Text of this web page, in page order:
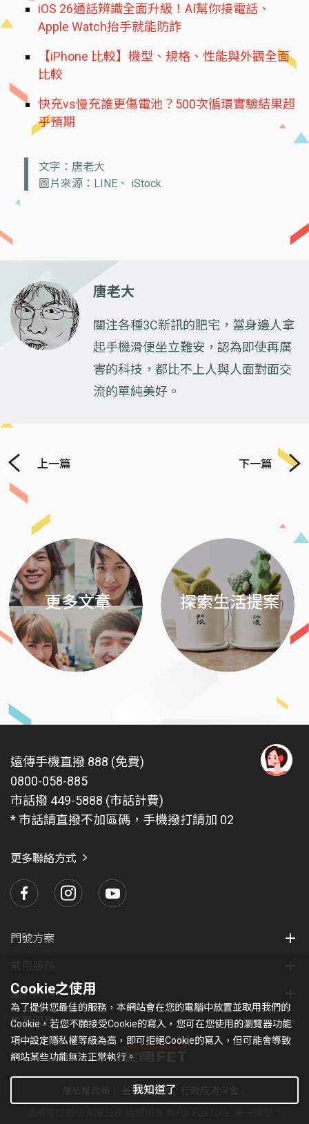
iOS 26通話辨識全面升級！AI幫你接電話、
Apple Watch抬手就能防詐
【iPhone 比較】機型、規格、性能與外觀全面
比較
快充vs慢充誰更傷電池？500次循環實驗結果超
乎預期
文字：唐老大
圖片來源：LINE、 iStock
唐老大
關注各種3C新訊的肥宅，當身邊人拿
起手機滑便坐立難安，認為即使再厲
害的科技，都比不上人與人面對面交
流的單純美好。
上一篇 下一篇
更多文章 探索生活提案
遠傳手機直撥 888 (免費)
0800-058-885
市話撥 449-5888 (市話計費)
* 市話請直撥不加區碼，手機撥打請加 02
更多聯絡方式
門號方案
關於我們
集團服務
著作權條款
Cookie之使用
為了提供您最佳的服務，本網站會在您的電腦中放置並取用我們的
Cookie，若您不願接受Cookie的寫入，您可在您使用的瀏覽器功能
項中設定隱私權等級為高，即可拒絕Cookie的寫入，但可能會導致
網站某些功能無法正常執行。
我知道了